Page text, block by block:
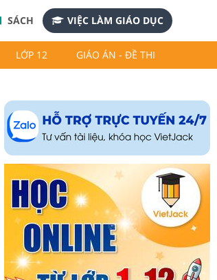
SÁCH VIỆC LÀM GIÁO DỤC
LỚP 12 GIÁO ÁN - ĐỀ THI